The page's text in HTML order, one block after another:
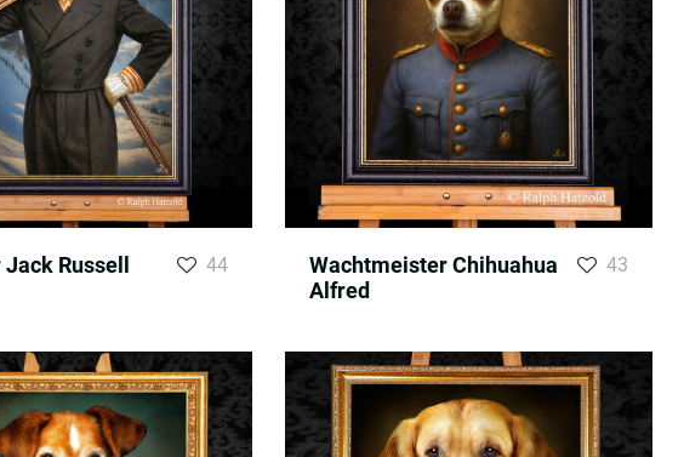
Russell
44
Wachtmeister Chihuahua
Alfred
43